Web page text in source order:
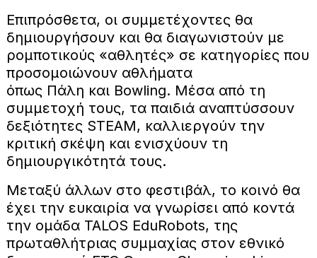
Επιπρόσθετα, οι συμμετέχοντες θα
δημιουργήσουν και θα διαγωνιστούν με
ρομποτικούς «αθλητές» σε κατηγορίες που
προσομοιώνουν αθλήματα
όπως Πάλη και Bowling. Μέσα από τη
συμμετοχή τους, τα παιδιά αναπτύσσουν
δεξιότητες STEAM, καλλιεργούν την
κριτική σκέψη και ενισχύουν τη
δημιουργικότητά τους.
Μεταξύ άλλων στο φεστιβάλ, το κοινό θα
έχει την ευκαιρία να γνωρίσει από κοντά
την ομάδα TALOS EduRobots, της
πρωταθλήτριας συμμαχίας στον εθνικό